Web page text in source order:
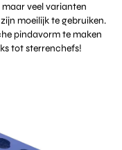
veel varianten
moeilijk te gebruiken.
pindavorm te maken
tot sterrenchefs!